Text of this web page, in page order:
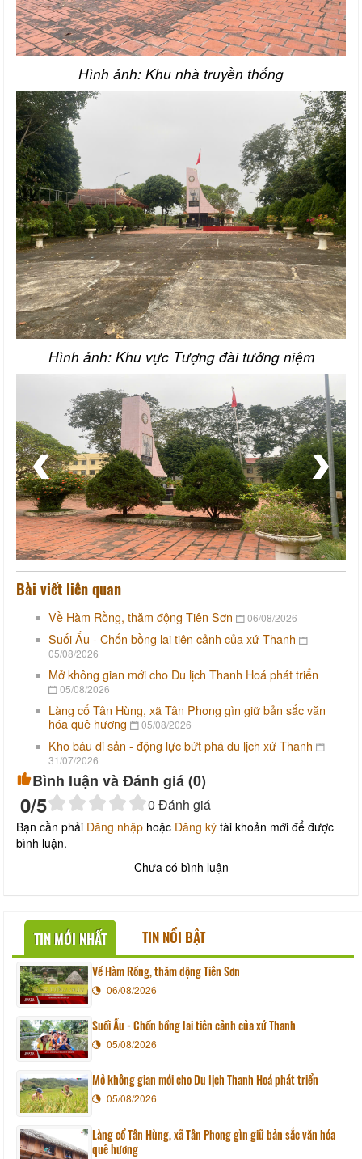
Hình ảnh: Khu nhà truyền thống
Hình ảnh: Khu vực Tượng đài tưởng niệm
Bài viết liên quan
Về Hàm Rồng, thăm động Tiên Sơn 06/08/2026
Suối Ấu - Chốn bồng lai tiên cảnh của xứ Thanh
05/08/2026
Mở không gian mới cho Du lịch Thanh Hoá phát triển
05/08/2026
Làng cổ Tân Hùng, xã Tân Phong gìn giữ bản sắc văn
hóa quê hương
05/08/2026
Kho báu di sản - động lực bứt phá du lịch xứ Thanh
31/07/2026
Bình luận và Đánh giá (0)
0/5 0 Đánh giá
Bạn cần phải Đăng nhập hoặc Đăng ký tài khoản mới để được
bình luận.
Chưa có bình luận
TIN MỚI NHẤT TIN NỔI BẬT
Về Hàm Rồng, thăm động Tiên Sơn
06/08/2026
Suối Ấu - Chốn bồng lai tiên cảnh của xứ Thanh
05/08/2026
Mở không gian mới cho Du lịch Thanh Hoá phát triển
05/08/2026
Làng cổ Tân Hùng, xã Tân Phong gìn giữ bản sắc văn hóa
quê hương